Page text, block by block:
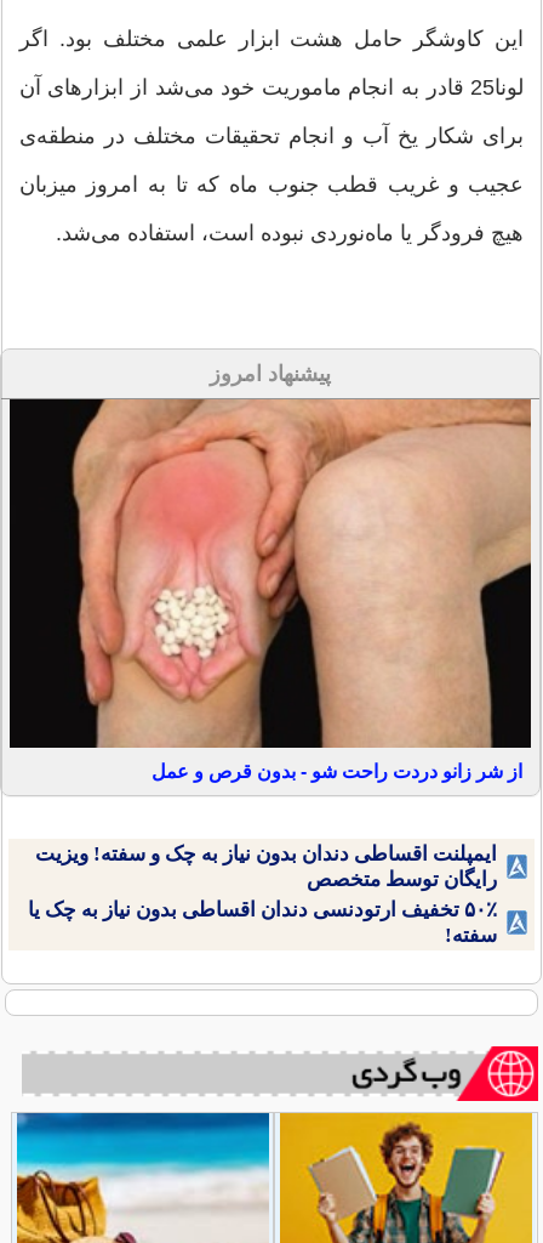
این کاوشگر حامل هشت ابزار علمی مختلف بود. اگر
لونا25 قادر به انجام ماموریت خود می‌شد از ابزارهای آن
برای شکار یخ آب و انجام تحقیقات مختلف در منطقه‌ی
عجیب و غریب قطب جنوب ماه که تا به امروز میزبان
هیچ فرودگر یا ماه‌نوردی نبوده است، استفاده می‌شد.
پیشنهاد امروز
از شر زانو دردت راحت شو - بدون قرص و عمل
ایمپلنت اقساطی دندان بدون نیاز به چک و سفته! ویزیت
رایگان توسط متخصص
۵۰٪ تخفیف ارتودنسی دندان اقساطی بدون نیاز به چک یا
سفته!